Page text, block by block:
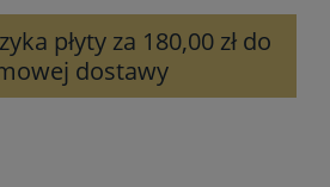
płyty za 180,00 zł do
dostawy